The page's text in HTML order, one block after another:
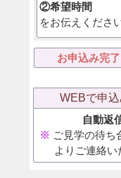
②希望時間
をお伝えくださ
お申込み完了
WEBで申
自動返
ご見学の待ち
よりご連絡い